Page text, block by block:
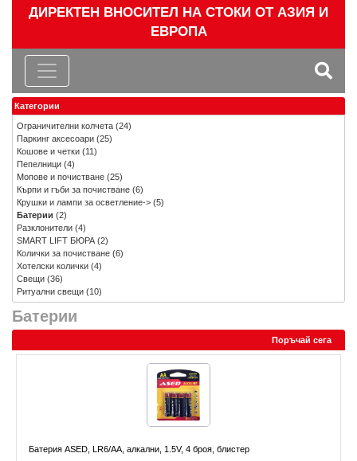
ДИРЕКТЕН ВНОСИТЕЛ НА СТОКИ ОТ АЗИЯ И
ЕВРОПА
Батерии
Поръчай сега
Батерия ASED, LR6/AA, алкални, 1.5V, 4 броя, блистер
Категории
Ограничителни колчета (24)
Паркинг аксесоари (25)
Кошове и четки (11)
Пепелници (4)
Мопове и почистване (25)
Кърпи и гъби за почистване (6)
Крушки и лампи за осветление-> (5)
Батерии (2)
Разклонители (4)
SMART LIFT БЮРА(2)
Колички за почистване (6)
Хотелски колички (4)
Свещи (36)
Ритуални свещи (10)